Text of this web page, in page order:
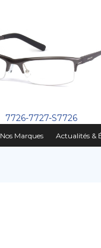
7726-7727-S7726
Nos Marques Actualités &